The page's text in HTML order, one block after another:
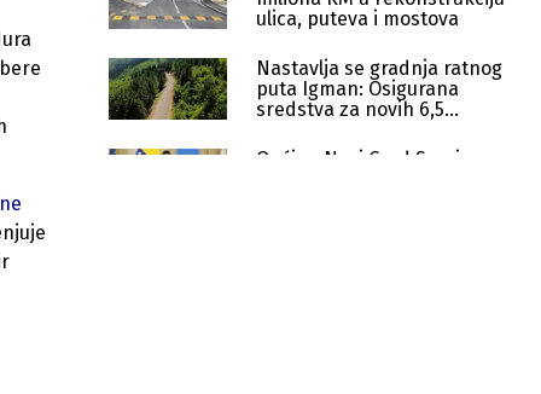
ulica, puteva i mostova
Nastavlja se gradnja ratnog
puta Igman: Osigurana
sredstva za novih 6,5
Općina Novi Grad Sarajevo